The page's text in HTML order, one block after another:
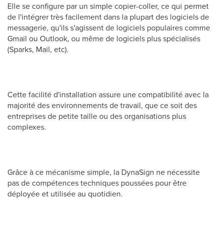
Elle se configure par un simple copier-coller, ce qui permet
de l'intégrer très facilement dans la plupart des logiciels de
messagerie, qu'ils s'agissent de logiciels populaires comme
Gmail ou Outlook, ou même de logiciels plus spécialisés
(Sparks, Mail, etc).
Cette facilité d'installation assure une compatibilité avec la
majorité des environnements de travail, que ce soit des
entreprises de petite taille ou des organisations plus
complexes.
Grâce à ce mécanisme simple, la DynaSign ne nécessite
pas de compétences techniques poussées pour être
déployée et utilisée au quotidien.